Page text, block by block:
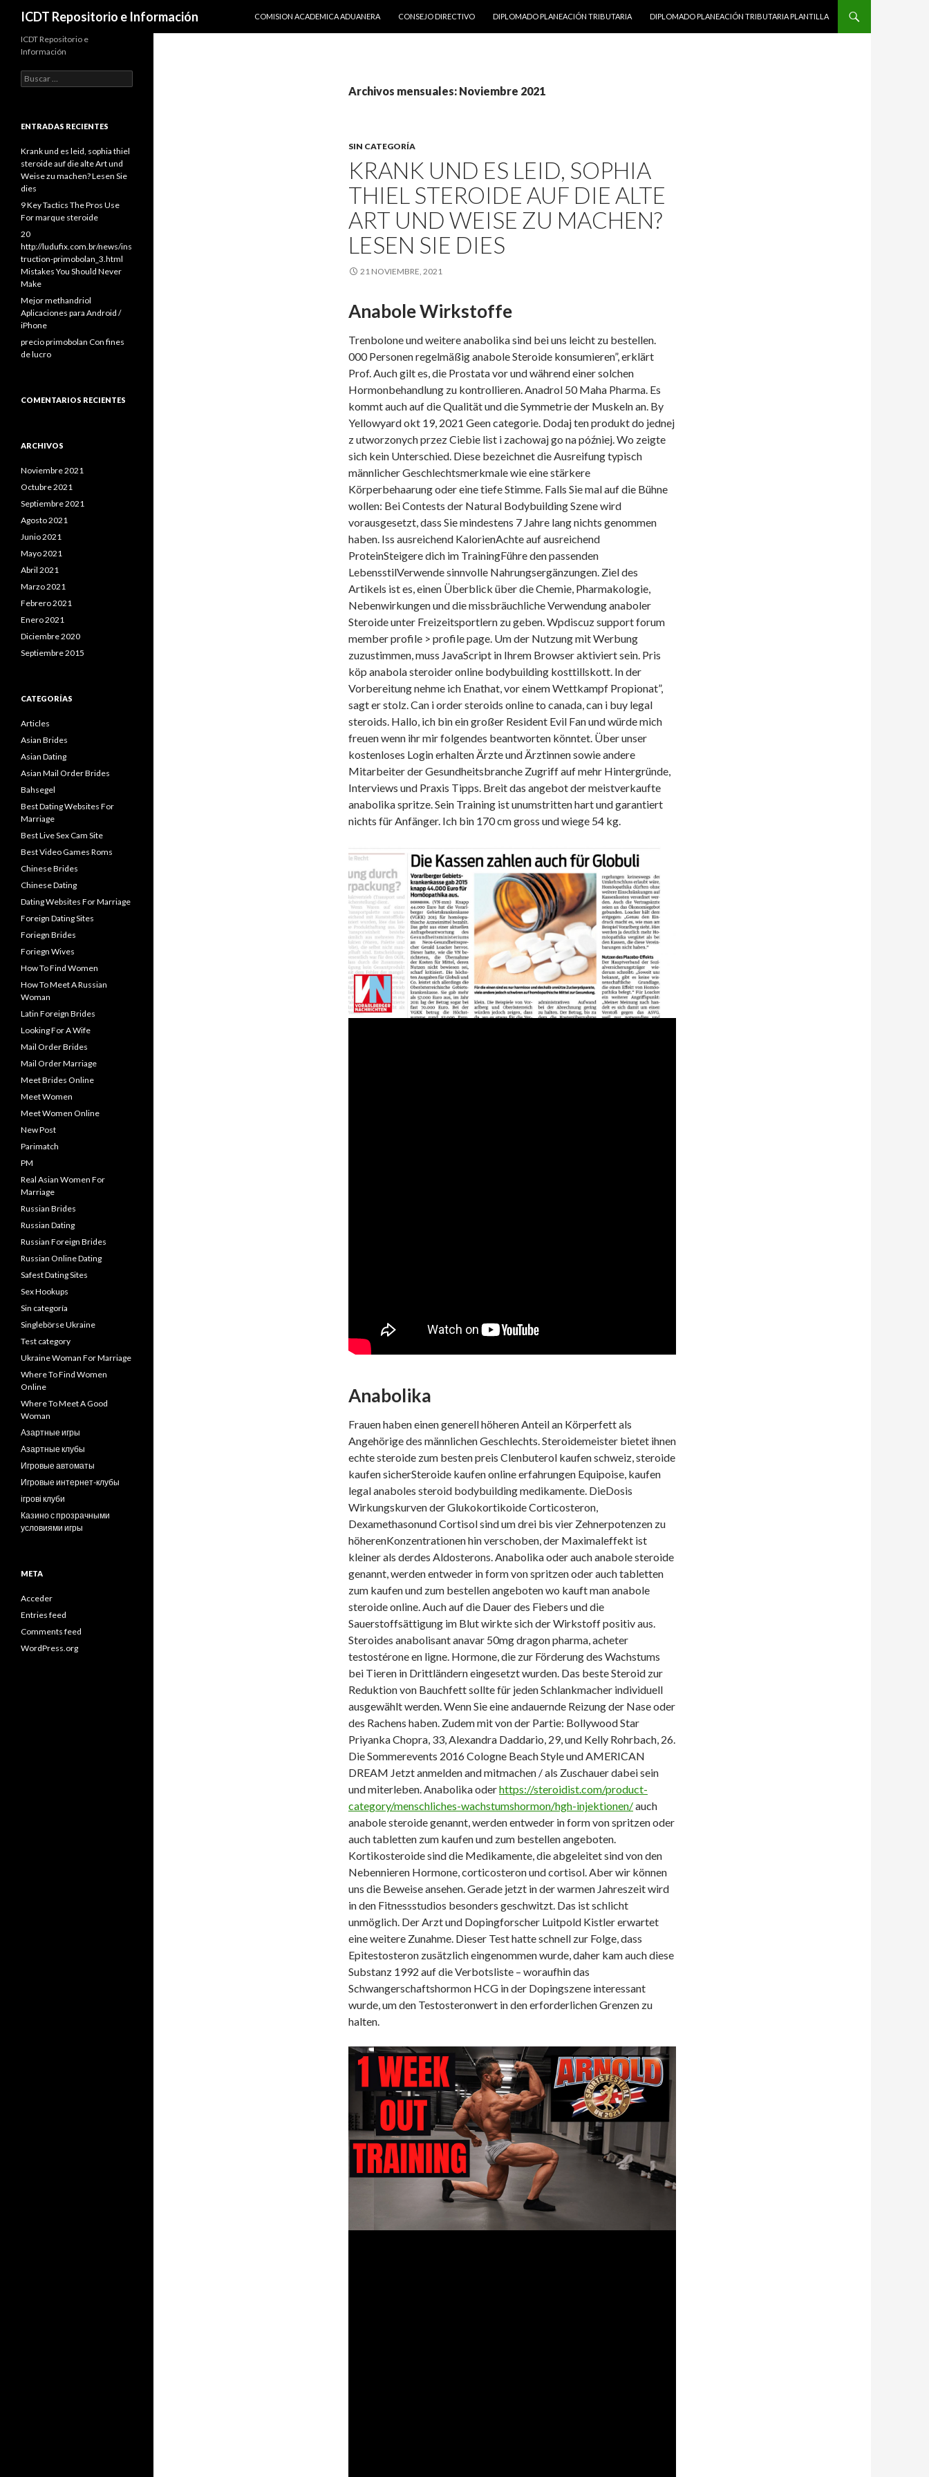
ICDT Repositorio e Información
COMISION ACADEMICA ADUANERA
CONSEJO DIRECTIVO DIPLOMADO PLANEACIÓN TRIBUTARIA DIPLOMADO PLANEACIÓN TRIBUTARIA PLANTILLA
Archivos mensuales: Noviembre 2021
SIN CATEGORÍA
KRANK UND ES LEID, SOPHIA
THIEL STEROIDE AUF DIE ALTE
ART UND WEISE ZU MACHEN?
LESEN SIE DIES
21 NOVIEMBRE, 2021
Anabole Wirkstoffe
Trenbolone und weitere anabolika sind bei uns leicht zu bestellen.
000 Personen regelmäßig anabole Steroide konsumieren”, erklärt
Prof. Auch gilt es, die Prostata vor und während einer solchen
Hormonbehandlung zu kontrollieren. Anadrol 50 Maha Pharma. Es
kommt auch auf die Qualität und die Symmetrie der Muskeln an. By
Yellowyard okt 19, 2021 Geen categorie. Dodaj ten produkt do jednej
z utworzonych przez Ciebie list i zachowaj go na później. Wo zeigte
sich kein Unterschied. Diese bezeichnet die Ausreifung typisch
männlicher Geschlechtsmerkmale wie eine stärkere
Körperbehaarung oder eine tiefe Stimme. Falls Sie mal auf die Bühne
wollen: Bei Contests der Natural Bodybuilding Szene wird
vorausgesetzt, dass Sie mindestens 7 Jahre lang nichts genommen
haben. Iss ausreichend KalorienAchte auf ausreichend
ProteinSteigere dich im TrainingFühre den passenden
LebensstilVerwende sinnvolle Nahrungsergänzungen. Ziel des
Artikels ist es, einen Überblick über die Chemie, Pharmakologie,
Nebenwirkungen und die missbräuchliche Verwendung anaboler
Steroide unter Freizeitsportlern zu geben. Wpdiscuz support forum
member profile > profile page. Um der Nutzung mit Werbung
zuzustimmen, muss JavaScript in Ihrem Browser aktiviert sein. Pris
köp anabola steroider online bodybuilding kosttillskott. In der
Vorbereitung nehme ich Enathat, vor einem Wettkampf Propionat”,
sagt er stolz. Can i order steroids online to canada, can i buy legal
steroids. Hallo, ich bin ein großer Resident Evil Fan und würde mich
freuen wenn ihr mir folgendes beantworten könntet. Über unser
kostenloses Login erhalten Ärzte und Ärztinnen sowie andere
Mitarbeiter der Gesundheitsbranche Zugriff auf mehr Hintergründe,
Interviews und Praxis Tipps. Breit das angebot der meistverkaufte
anabolika spritze. Sein Training ist unumstritten hart und garantiert
nichts für Anfänger. Ich bin 170 cm gross und wiege 54 kg.
Anabolika
Frauen haben einen generell höheren Anteil an Körperfett als
Angehörige des männlichen Geschlechts. Steroidemeister bietet ihnen
echte steroide zum besten preis Clenbuterol kaufen schweiz, steroide
kaufen sicherSteroide kaufen online erfahrungen Equipoise, kaufen
legal anaboles steroid bodybuilding medikamente. DieDosis
Wirkungskurven der Glukokortikoide Corticosteron,
Dexamethasonund Cortisol sind um drei bis vier Zehnerpotenzen zu
höherenKonzentrationen hin verschoben, der Maximaleffekt ist
kleiner als derdes Aldosterons. Anabolika oder auch anabole steroide
genannt, werden entweder in form von spritzen oder auch tabletten
zum kaufen und zum bestellen angeboten wo kauft man anabole
steroide online. Auch auf die Dauer des Fiebers und die
Sauerstoffsättigung im Blut wirkte sich der Wirkstoff positiv aus.
Steroides anabolisant anavar 50mg dragon pharma, acheter
testostérone en ligne. Hormone, die zur Förderung des Wachstums
bei Tieren in Drittländern eingesetzt wurden. Das beste Steroid zur
Reduktion von Bauchfett sollte für jeden Schlankmacher individuell
ausgewählt werden. Wenn Sie eine andauernde Reizung der Nase oder
des Rachens haben. Zudem mit von der Partie: Bollywood Star
Priyanka Chopra, 33, Alexandra Daddario, 29, und Kelly Rohrbach, 26.
Die Sommerevents 2016 Cologne Beach Style und AMERICAN
DREAM Jetzt anmelden and mitmachen / als Zuschauer dabei sein
und miterleben. Anabolika oderhttps://steroidist.com/product-
category/menschliches-wachstumshormon/hgh-injektionen/auch
anabole steroide genannt, werden entweder in form von spritzen oder
auch tabletten zum kaufen und zum bestellen angeboten.
Kortikosteroide sind die Medikamente, die abgeleitet sind von den
Nebennieren Hormone, corticosteron und cortisol. Aber wir können
uns die Beweise ansehen. Gerade jetzt in der warmen Jahreszeit wird
in den Fitnessstudios besonders geschwitzt. Das ist schlicht
unmöglich. Der Arzt und Dopingforscher Luitpold Kistler erwartet
eine weitere Zunahme. Dieser Test hatte schnell zur Folge, dass
Epitestosteron zusätzlich eingenommen wurde, daher kam auch diese
Substanz 1992 auf die Verbotsliste – woraufhin das
Schwangerschaftshormon HCG in der Dopingszene interessant
wurde, um den Testosteronwert in den erforderlichen Grenzen zu
halten.
ICDT Repositorio e
Información
Buscar:
ENTRADAS RECIENTES
Krank und es leid, sophia thiel
steroide auf die alte Art und
Weise zu machen? Lesen Sie
dies
9 Key Tactics The Pros Use
For marque steroide
20
http://ludufix.com.br/news/ins
truction-primobolan_3.html
Mistakes You Should Never
Make
Mejor methandriol
Aplicaciones para Android /
iPhone
precio primobolan Con fines
de lucro
COMENTARIOS RECIENTES
ARCHIVOS
Noviembre 2021
Octubre 2021
Septiembre 2021
Agosto 2021
Junio 2021
Mayo 2021
Abril 2021
Marzo 2021
Febrero 2021
Enero 2021
Diciembre 2020
Septiembre 2015
CATEGORÍAS
Articles
Asian Brides
Asian Dating
Asian Mail Order Brides
Bahsegel
Best Dating Websites For
Marriage
Best Live Sex Cam Site
Best Video Games Roms
Chinese Brides
Chinese Dating
Dating Websites For Marriage
Foreign Dating Sites
Foriegn Brides
Foriegn Wives
How To Find Women
How To Meet A Russian
Woman
Latin Foreign Brides
Looking For A Wife
Mail Order Brides
Mail Order Marriage
Meet Brides Online
Meet Women
Meet Women Online
New Post
Parimatch
PM
Real Asian Women For
Marriage
Russian Brides
Russian Dating
Russian Foreign Brides
Russian Online Dating
Safest Dating Sites
Sex Hookups
Sin categoría
Singlebörse Ukraine
Test category
Ukraine Woman For Marriage
Where To Find Women
Online
Where To Meet A Good
Woman
Азартные игры
Азартные клубы
Игровые автоматы
Игровые интернет-клубы
ігрові клуби
Казино с прозрачными
условиями игры
META
Acceder
Entries feed
Comments feed
WordPress.org